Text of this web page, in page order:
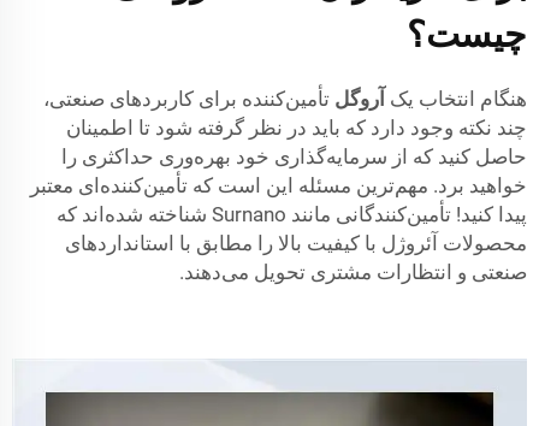
چیست؟
هنگام انتخاب یک آروگل تأمین‌کننده برای کاربردهای صنعتی،
چند نکته وجود دارد که باید در نظر گرفته شود تا اطمینان
حاصل کنید که از سرمایه‌گذاری خود بهره‌وری حداکثری را
خواهید برد. مهم‌ترین مسئله این است که تأمین‌کننده‌ای معتبر
پیدا کنید! تأمین‌کنندگانی مانند Surnano شناخته شده‌اند که
محصولات آئروژل با کیفیت بالا را مطابق با استانداردهای
صنعتی و انتظارات مشتری تحویل می‌دهند.